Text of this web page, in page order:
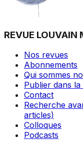
REVUE LOUVAIN
Nos revues
Abonnements
Qui sommes
Publier dans
Contact
Recherche
articles)
Colloques
Podcasts